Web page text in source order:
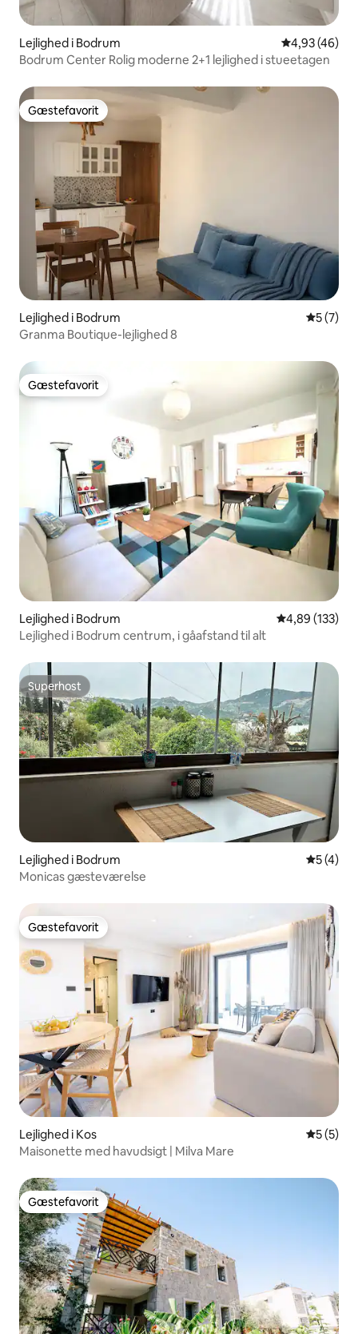
Lejlighed i Bodrum 4,93 ud af 5 i
4,93 (46)
Bodrum Center Rolig moderne 2+1 lejlighed i stueetagen
Gæstefavorit
Gæstefavorit
Lejlighed i Bodrum 5 ud af 5
5 (7)
Granma Boutique-lejlighed 8
Gæstefavorit
Gæstefavorit
Lejlighed i Bodrum 4,89 ud af 5 i
4,89 (133)
Lejlighed i Bodrum centrum, i gåafstand til alt
Superhost
Superhost
Lejlighed i Bodrum 5 ud af 5
5 (4)
Monicas gæsteværelse
Gæstefavorit
Gæstefavorit
Lejlighed i Kos 5 ud af 5
5 (5)
Maisonette med havudsigt | Milva Mare
Gæstefavorit
Gæstefavorit